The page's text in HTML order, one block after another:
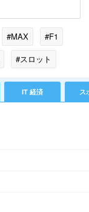
#MAX
#F1
#スロット
#FX
IT 経済 ス